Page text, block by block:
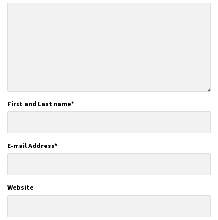
First and Last name*
E-mail Address*
Website